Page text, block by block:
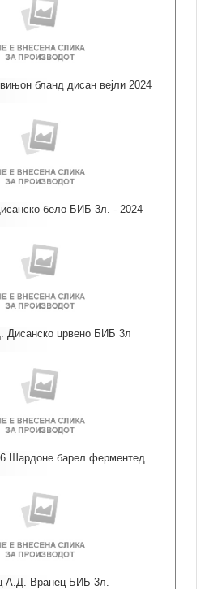
бланд дисан вејли 2024
бело БИБ 3л. - 2024
Дисанско црвено БИБ 3л
Шардоне барел ферментед
А.Д. Вранец БИБ 3л.